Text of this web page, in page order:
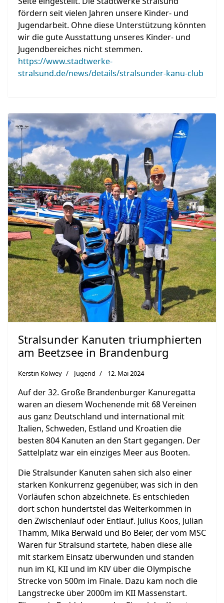
fördern seit vielen Jahren unsere Kinder- und
Jugendarbeit. Ohne diese Unterstützung könnten
wir die gute Ausstattung unseres Kinder- und
Jugendbereiches nicht stemmen.
https://www.stadtwerke-
stralsund.de/news/details/stralsunder-kanu-club
Previous Next
Stralsunder Kanuten triumphierten
am Beetzsee in Brandenburg
Kerstin Kolwey Jugend 12. Mai 2024
Auf der 32. Große Brandenburger Kanuregatta
waren an diesem Wochenende mit 68 Vereinen
aus ganz Deutschland und international mit
Italien, Schweden, Estland und Kroatien die
besten 804 Kanuten an den Start gegangen. Der
Sattelplatz war ein einziges Meer aus Booten.
Die Stralsunder Kanuten sahen sich also einer
starken Konkurrenz gegenüber, was sich in den
Vorläufen schon abzeichnete. Es entschieden
dort schon hundertstel das Weiterkommen in
den Zwischenlauf oder Entlauf. Julius Koos, Julian
Thamm, Mika Berwald und Bo Beier, der vom MSC
Waren für Stralsund startete, haben diese alle
mit starkem Einsatz überwunden und standen
nun im KI, KII und im KIV über die Olympische
Strecke von 500m im Finale. Dazu kam noch die
Langstrecke über 2000m im KII Massenstart.